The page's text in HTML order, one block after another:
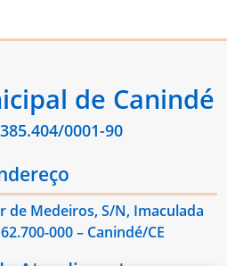
de Canindé
0001-90
de Medeiros, S/N, Imaculada
000 – Canindé/CE